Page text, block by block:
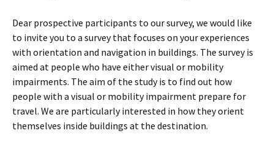
Dear prospective participants to our survey, we would like
to invite you to a survey that focuses on your experiences
with orientation and navigation in buildings. The survey is
aimed at people who have either visual or mobility
impairments. The aim of the study is to find out how
people with a visual or mobility impairment prepare for
travel. We are particularly interested in how they orient
themselves inside buildings at the destination.